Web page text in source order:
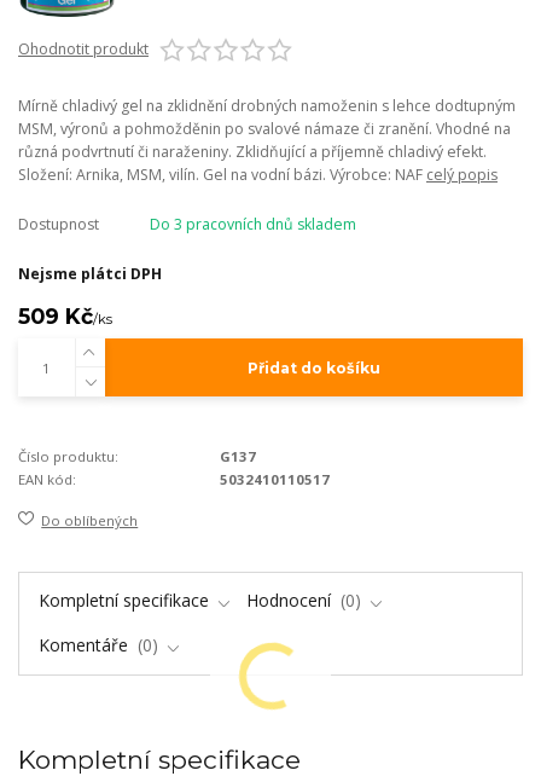
Ohodnotit produkt
Mírně chladivý gel na zklidnění drobných namoženin s lehce dodtupným
MSM, výronů a pohmožděnin po svalové námaze či zranění. Vhodné na
různá podvrtnutí či naraženiny. Zklidňující a příjemně chladivý efekt.
Složení: Arnika, MSM, vilín. Gel na vodní bázi. Výrobce: NAF celý popis
Dostupnost Do 3 pracovních dnů skladem
Nejsme plátci DPH
509 Kč/ks
Přidat do košíku
Číslo produktu:
G137
EAN kód:
5032410110517
Do oblíbených
Kompletní specifikace Hodnocení
0
Komentáře
0
Kompletní specifikace